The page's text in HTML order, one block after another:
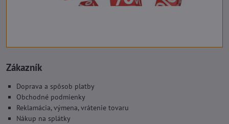
Zákazník
Doprava a spôsob platby
Obchodné podmienky
Reklamácia, výmena, vrátenie tovaru
Nákup na splátky